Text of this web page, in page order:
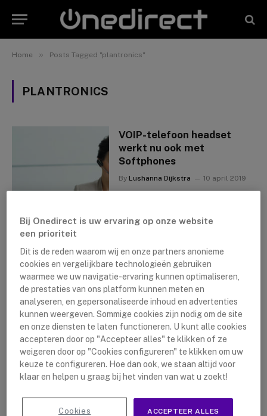
Home » Posts Tagged "plantronics"
PLANTRONICS
VOIP-telefoon headset
werkt nu ook met
Softphones
By Lushanna Dijkstra 10 april 2019
Nieuwste artikelen
Logitech Sight: De Tafelcamera Voor
Bij Onedirect is uw ervaring op onze website
een prioriteit
Dit is de reden waarom wij en onze partners anonieme
cookies en vergelijkbare technologieën gebruiken
waarmee we uw navigatie-ervaring kunnen optimaliseren,
de prestaties van ons platform kunnen meten en
analyseren, en gepersonaliseerde inhoud en advertenties
kunnen weergeven. Sommige cookies zijn nodig om de site
en onze diensten te laten functioneren. U kunt alle cookies
accepteren door op "Accepteer alles" te klikken of ze
weigeren door op "Cookies configureren" te klikken om uw
keuze te configureren. Hoe dan ook, we staan altijd voor
klaar en helpen u graag bij het vinden van wat u zoekt!
ACCEPTEER ALLES
Cookies